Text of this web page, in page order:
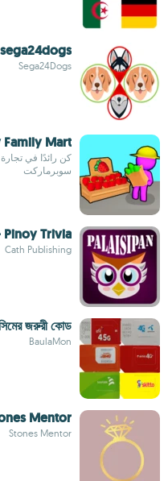
sega24dogs
Sega24Dogs
Family Mart
كن رائدًا في
سوبرماركت
Pinoy Trivia
Cath Publishing
জরুরী কোড
BaulaMon
Mentor
Stones Mentor